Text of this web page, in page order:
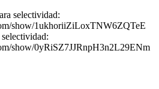
selectividad:
show/1ukhoriiZiLoxTNW6ZQTeE
show/0yRiSZ7JJRnpH3n2L29ENm